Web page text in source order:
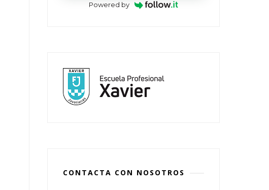
Powered by
CONTACTA CON NOSOTROS